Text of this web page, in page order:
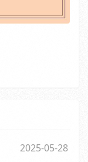
2025-05-28